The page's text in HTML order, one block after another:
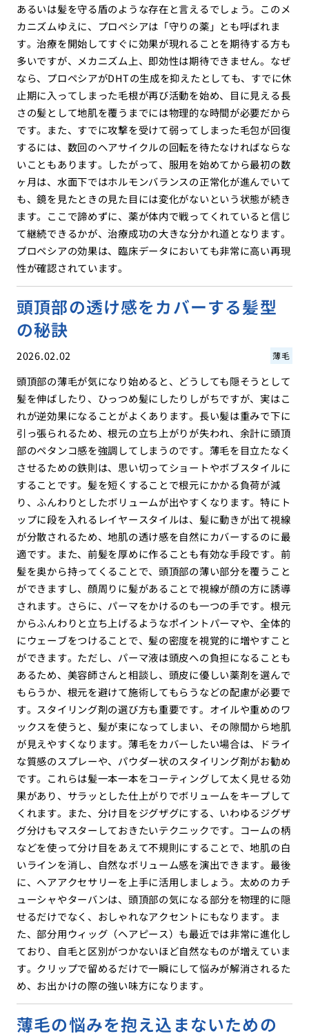
あるいは髪を守る盾のような存在と言えるでしょう。このメ
カニズムゆえに、プロペシアは「守りの薬」とも呼ばれま
す。治療を開始してすぐに効果が現れることを期待する方も
多いですが、メカニズム上、即効性は期待できません。なぜ
なら、プロペシアがDHTの生成を抑えたとしても、すでに休
止期に入ってしまった毛根が再び活動を始め、目に見える長
さの髪として地肌を覆うまでには物理的な時間が必要だから
です。また、すでに攻撃を受けて弱ってしまった毛包が回復
するには、数回のヘアサイクルの回転を待たなければならな
いこともあります。したがって、服用を始めてから最初の数
ヶ月は、水面下ではホルモンバランスの正常化が進んでいて
も、鏡を見たときの見た目には変化がないという状態が続き
ます。ここで諦めずに、薬が体内で戦ってくれていると信じ
て継続できるかが、治療成功の大きな分かれ道となります。
プロペシアの効果は、臨床データにおいても非常に高い再現
性が確認されています。
頭頂部の透け感をカバーする髪型
の秘訣
2026.02.02 薄毛
頭頂部の薄毛が気になり始めると、どうしても隠そうとして
髪を伸ばしたり、ひっつめ髪にしたりしがちですが、実はこ
れが逆効果になることがよくあります。長い髪は重みで下に
引っ張られるため、根元の立ち上がりが失われ、余計に頭頂
部のペタンコ感を強調してしまうのです。薄毛を目立たなく
させるための鉄則は、思い切ってショートやボブスタイルに
することです。髪を短くすることで根元にかかる負荷が減
り、ふんわりとしたボリュームが出やすくなります。特にト
ップに段を入れるレイヤースタイルは、髪に動きが出て視線
が分散されるため、地肌の透け感を自然にカバーするのに最
適です。また、前髪を厚めに作ることも有効な手段です。前
髪を奥から持ってくることで、頭頂部の薄い部分を覆うこと
ができますし、顔周りに髪があることで視線が顔の方に誘導
されます。さらに、パーマをかけるのも一つの手です。根元
からふんわりと立ち上げるようなポイントパーマや、全体的
にウェーブをつけることで、髪の密度を視覚的に増やすこと
ができます。ただし、パーマ液は頭皮への負担になることも
あるため、美容師さんと相談し、頭皮に優しい薬剤を選んで
もらうか、根元を避けて施術してもらうなどの配慮が必要で
す。スタイリング剤の選び方も重要です。オイルや重めのワ
ックスを使うと、髪が束になってしまい、その隙間から地肌
が見えやすくなります。薄毛をカバーしたい場合は、ドライ
な質感のスプレーや、パウダー状のスタイリング剤がお勧め
です。これらは髪一本一本をコーティングして太く見せる効
果があり、サラッとした仕上がりでボリュームをキープして
くれます。また、分け目をジグザグにする、いわゆるジグザ
グ分けもマスターしておきたいテクニックです。コームの柄
などを使って分け目をあえて不規則にすることで、地肌の白
いラインを消し、自然なボリューム感を演出できます。最後
に、ヘアアクセサリーを上手に活用しましょう。太めのカチ
ューシャやターバンは、頭頂部の気になる部分を物理的に隠
せるだけでなく、おしゃれなアクセントにもなります。ま
た、部分用ウィッグ（ヘアピース）も最近では非常に進化し
ており、自毛と区別がつかないほど自然なものが増えていま
す。クリップで留めるだけで一瞬にして悩みが解消されるた
め、お出かけの際の強い味方になります。
薄毛の悩みを抱え込まないための